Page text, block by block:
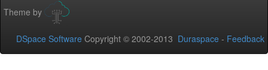
Theme by
DSpace Software Copyright © 2002-2013 Duraspace - Feedback